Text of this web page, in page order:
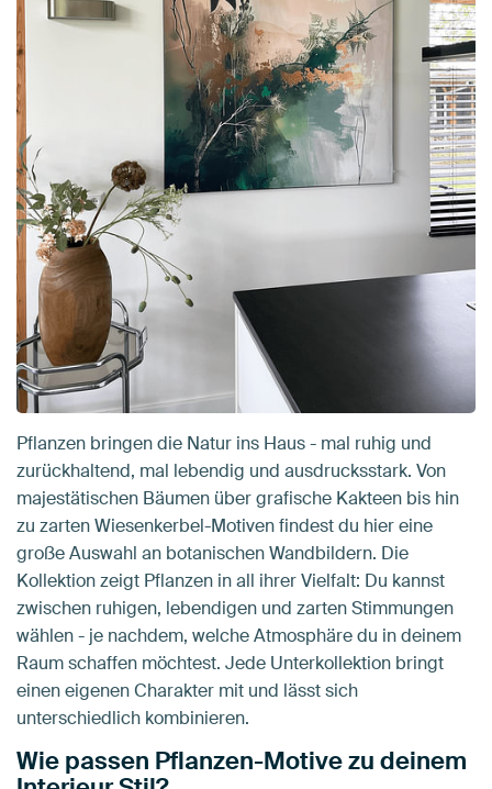
Pflanzen bringen die Natur ins Haus - mal ruhig und
zurückhaltend, mal lebendig und ausdrucksstark. Von
majestätischen Bäumen über grafische Kakteen bis hin
zu zarten Wiesenkerbel-Motiven findest du hier eine
große Auswahl an botanischen Wandbildern. Die
Kollektion zeigt Pflanzen in all ihrer Vielfalt: Du kannst
zwischen ruhigen, lebendigen und zarten Stimmungen
wählen - je nachdem, welche Atmosphäre du in deinem
Raum schaffen möchtest. Jede Unterkollektion bringt
einen eigenen Charakter mit und lässt sich
unterschiedlich kombinieren.
Wie passen Pflanzen-Motive zu deinem